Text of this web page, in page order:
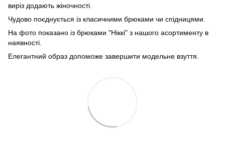
виріз додають жіночності.
Чудово поєднується із класичними брюками чи спідницями.
На фото показано із брюками "Ніккі" з нашого асортименту в
наявності.
Елегантний образ допоможе завершити модельне взуття.